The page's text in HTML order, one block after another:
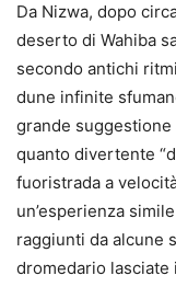
Da Nizwa, dopo
deserto di Wahiba
secondo antichi
dune infinite
grande suggestione
quanto divertente
fuoristrada a
un’esperienza
raggiunti da alcune
dromedario